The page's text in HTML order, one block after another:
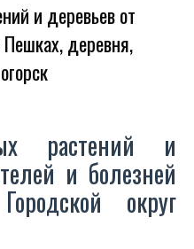
и деревьев от
деревня,
растений и
и болезней
округ